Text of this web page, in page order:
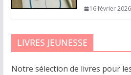
16 février 2026
LIVRES JEUNESSE
Notre sélection de livres pour